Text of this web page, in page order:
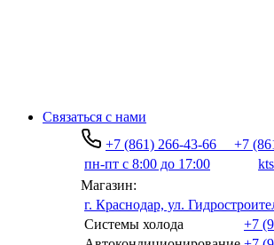
Связаться с нами
+7 (861) 266-43-66
+7
пн-пт с 8:00 до 17:00
Магазин:
г. Краснодар, ул.
Системы холода
+7